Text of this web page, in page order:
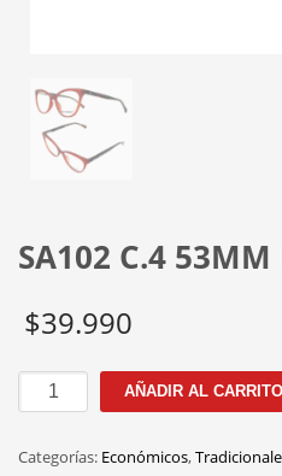
SA102 C.4 53MM
$39.990
SA102
C.4
ROJO
AÑADIR AL CARRITO
Categorías: Económicos,